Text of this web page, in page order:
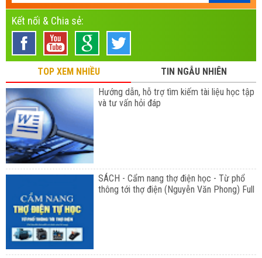
Kết nối & Chia sẻ:
TOP XEM NHIỀU
TIN NGẪU NHIÊN
Hướng dẫn, hỗ trợ tìm kiếm tài liệu học tập
và tư vấn hỏi đáp
SÁCH - Cẩm nang thợ điện học - Từ phổ
thông tới thợ điện (Nguyễn Văn Phong) Full